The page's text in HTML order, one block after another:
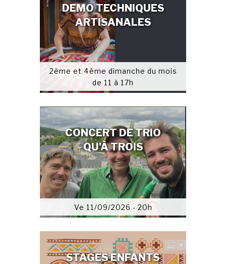
DEMO TECHNIQUES
ARTISANALES
2ème et 4ème dimanche du mois
de 11 à 17h
CONCERT DE TRIO
QU'À TROIS
Ve 11/09/2026 - 20h
STAGES ENFANTS